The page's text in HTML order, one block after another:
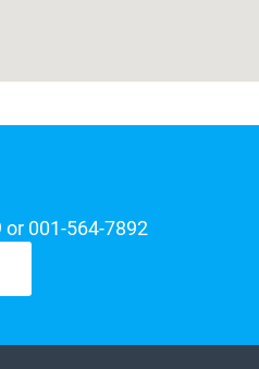
or 001-564-7892